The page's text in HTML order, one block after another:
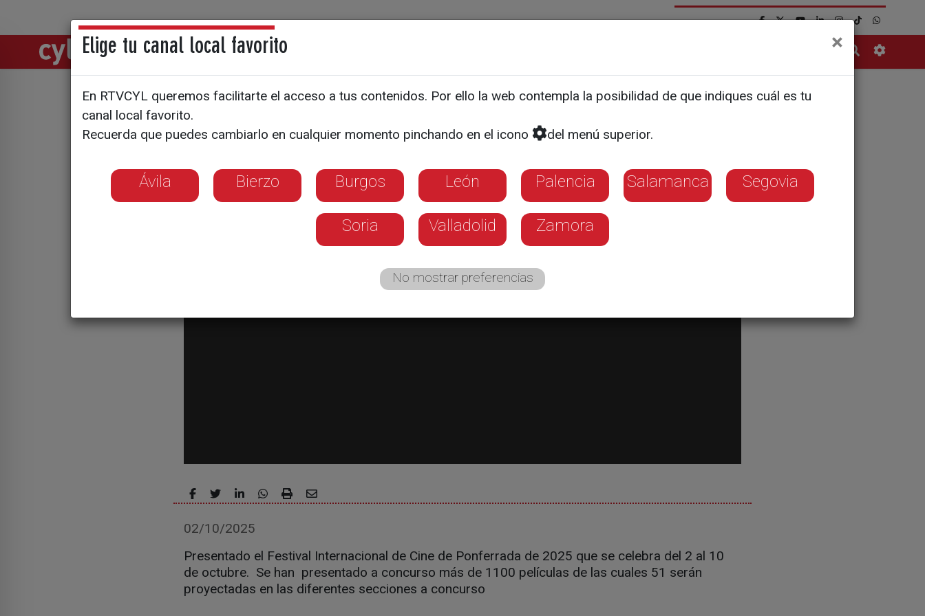
Directos Noticias
Un festival de cine singular
02/10/2025
Presentado el Festival Internacional de Cine de Ponferrada de 2025 que se celebra del 2 al 10
de octubre. Se han presentado a concurso más de 1100 películas de las cuales 51 serán
proyectadas en las diferentes secciones a concurso
Elige tu canal local favorito ×
En RTVCYL queremos facilitarte el acceso a tus contenidos. Por ello la web contempla la posibilidad de que indiques cuál es tu
canal local favorito.
Recuerda que puedes cambiarlo en cualquier momento pinchando en el icono
del menú superior.
Ávila Bierzo Burgos León Palencia Salamanca Segovia
Soria Valladolid Zamora
No mostrar preferencias